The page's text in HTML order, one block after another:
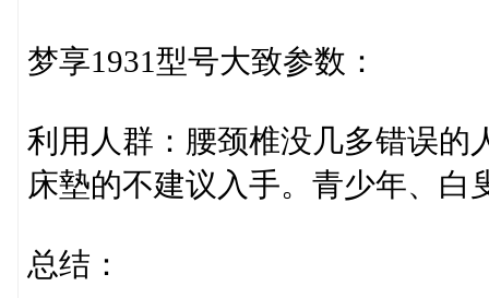
梦享1931型号大致参数：
利用人群：腰颈椎没几多错误的
床墊的不建议入手。青少年、白
总结：